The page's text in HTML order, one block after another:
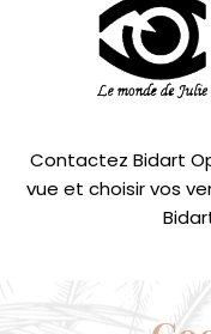
Contactez Bidart
vue et choisir vos